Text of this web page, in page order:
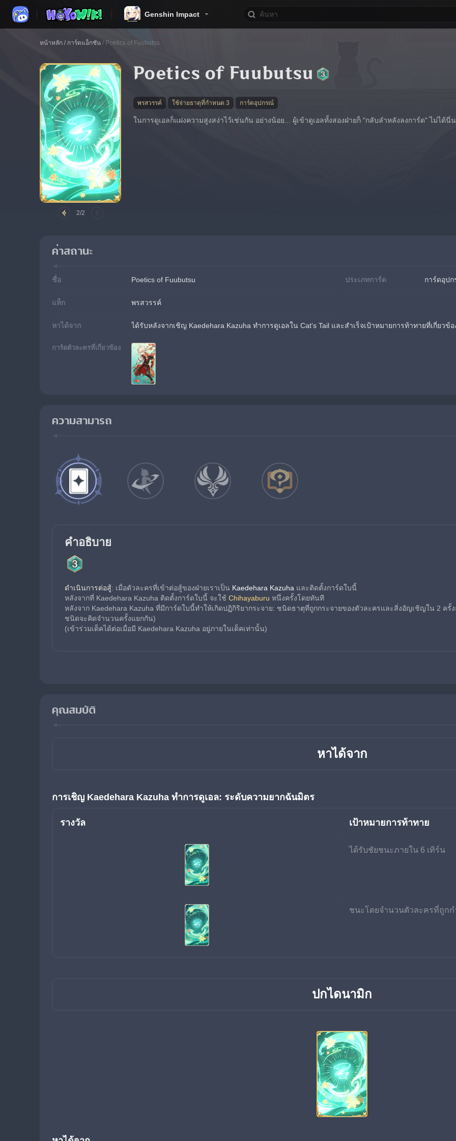
Genshin Impact
หน้าหลัก / การ์ดแอ็กชัน / Poetics of Fuubutsu
2/2
Poetics of Fuubutsu
พรสวรรค์ ใช้จ่ายธาตุที่กำหนด 3 การ์ดอุปกรณ์
ในการดูเอลก็แฝงความสูงสง่าไว้เช่นกัน อย่างน้อย... ผู้เข้าดูเอลทั้งสองฝ่ายก็ "กลับลำหลังลงการ์ด" ไม่ได้นี่
ค่าสถานะ
ชื่อ Poetics of Fuubutsu ประเภทการ์ด การ์ดอุป
แท็ก พรสวรรค์
หาได้จาก ได้รับหลังจากเชิญ Kaedehara Kazuha ทำการดูเอลใน Cat's Tail และสำเร็จเป้าหมายการท้าทายที่เกี่ยวข้อ
การ์ดตัวละครที่เกี่ยวข้อง
ความสามารถ
คำอธิบาย
ดำเนินการต่อสู้: เมื่อตัวละครที่เข้าต่อสู้ของฝ่ายเราเป็น Kaedehara Kazuha และติดตั้งการ์ดใบนี้
หลังจากที่ Kaedehara Kazuha ติดตั้งการ์ดใบนี้ จะใช้ Chihayaburu หนึ่งครั้งโดยทันที
หลังจาก Kaedehara Kazuha ที่มีการ์ดใบนี้ทำให้เกิดปฏิกิริยากระจาย: ชนิดธาตุที่ถูกกระจายของตัวละครและสิ่งอัญเชิญใน 2 ครั้
ชนิดจะคิดจำนวนครั้งแยกกัน)
(เข้าร่วมเด็คได้ต่อเมื่อมี Kaedehara Kazuha อยู่ภายในเด็คเท่านั้น)
คุณสมบัติ
หาได้จาก
การเชิญ Kaedehara Kazuha ทำการดูเอล: ระดับความยากฉันมิตร
รางวัล เป้าหมายการท้าทาย
ได้รับชัยชนะภายใน 6 เทิร์น
ชนะโดยจำนวนตัวละครที่ถูกก
ปกไดนามิก